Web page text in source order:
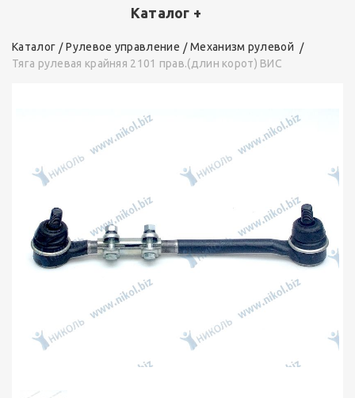
Каталог +
Каталог Рулевое управление
Механизм рулевой
Тяга рулевая крайняя 2101 прав.(длин корот) ВИС